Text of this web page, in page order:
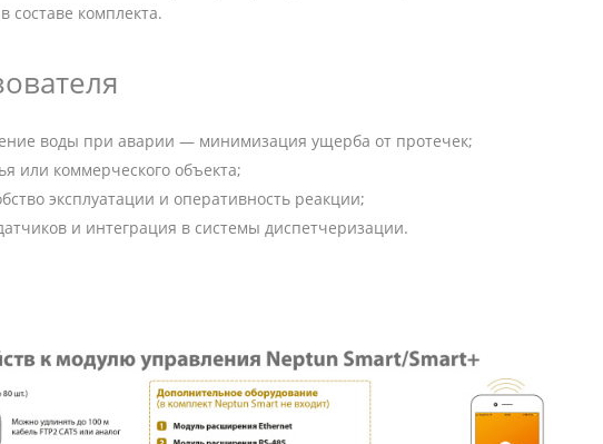
составе комплекта.
воды при аварии — минимизация ущерба от протечек;
или коммерческого объекта;
эксплуатации и оперативность реакции;
и интеграция в системы диспетчеризации.